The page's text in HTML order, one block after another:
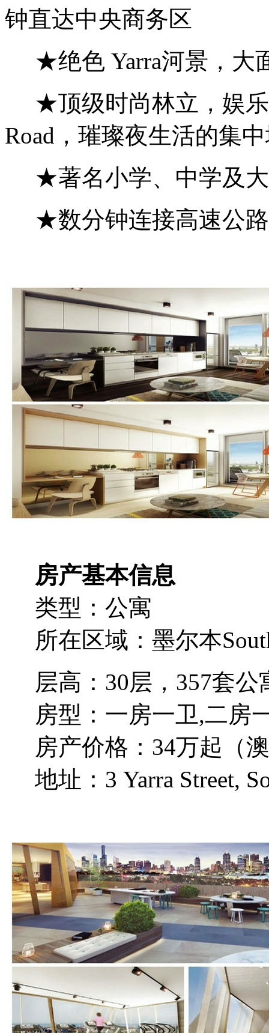
钟直达中央商务区
★绝色 Yarra河景，大
★顶级时尚林立，娱乐
Road，璀璨夜生活的集
★著名小学、中学及大
★数分钟连接高速公路
房产基本信息
类型：公寓
所在区域：墨尔本
层高：30层，357套公
房型：一房一卫,二房
房产价格：34万起（
地址：3 Yarra Street,